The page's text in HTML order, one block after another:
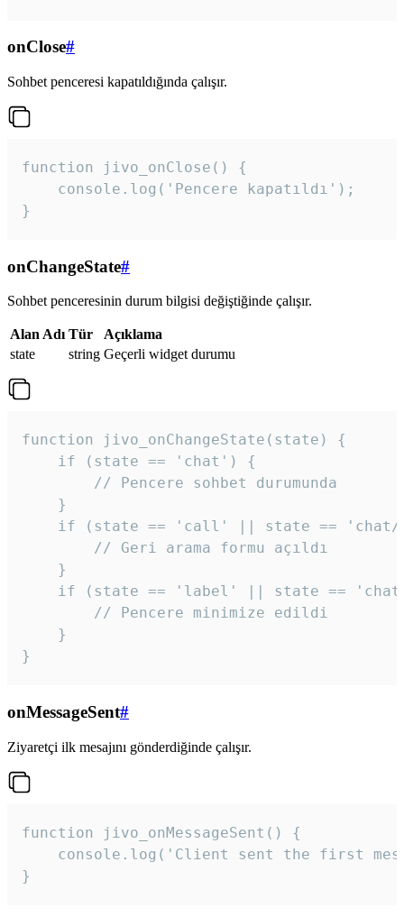
onClose#
Sohbet penceresi kapatıldığında çalışır.
function jivo_onClose() {
    console.log('Pencere kapatıldı');
}
onChangeState#
Sohbet penceresinin durum bilgisi değiştiğinde çalışır.
Alan Adı Tür
Açıklama
state
string Geçerli widget durumu
function jivo_onChangeState(state) {
    if (state == 'chat') {
        // Pencere sohbet durumunda
    }
if (state == 'call' || state ==
        // Geri arama formu açıldı
    }
if (state == 'label' || state ==
        // Pencere minimize edildi
    }
}
onMessageSent#
Ziyaretçi ilk mesajını gönderdiğinde çalışır.
function jivo_onMessageSent() {
console.log('Client sent the first
}